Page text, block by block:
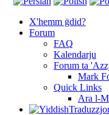
X'hemm ġdid?
Forum
FAQ
Kalendarju
Forum ta
Mark
Quick Links
Ara l-